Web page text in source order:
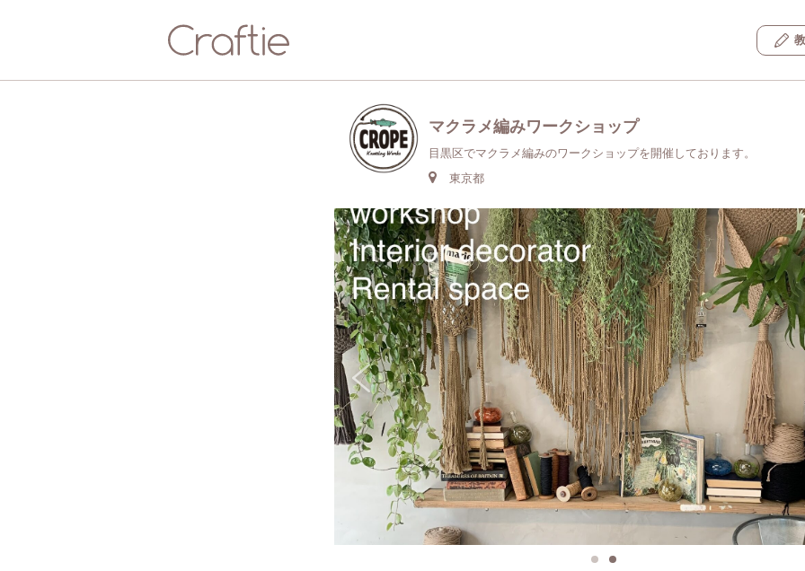
マクラメ編みワークショップ
目黒区でマクラメ編みのワークショップを開催しております。
東京都